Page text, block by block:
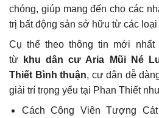
chóng, giúp mang đến cho các
trị bất động sản sở hữu từ các
Cụ thể theo thông tin mới nhất
từ
khu dân cư Aria Mũi Né
Thiết Bình thuận, cư dân dễ
giải trí trọng yếu tại Phan Thiết
Cách Công Viên Tượng